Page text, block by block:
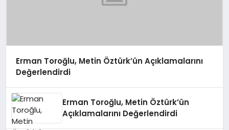
Erman Toroğlu, Metin Öztürk’ün Açıklamalarını
Değerlendirdi
Erman Toroğlu, Metin Öztürk’ün
Açıklamalarını Değerlendirdi